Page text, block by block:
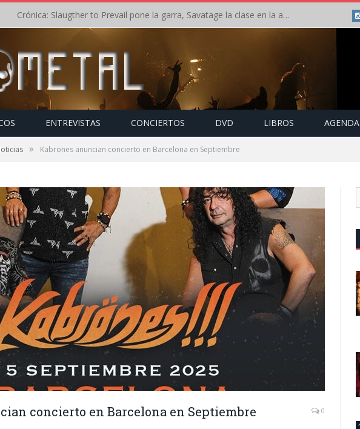
Crónica: Slaugther to Prevail pone la garra, Savatage la clase en la apertura del Leyendas del Rock – Miércoles – Agosto 2026
ENTREVISTAS CONCIERTOS DVD LIBROS AGENDA
» Kabrönes anuncian concierto en Barcelona en Septiembre
concierto en Barcelona en Septiembre 0